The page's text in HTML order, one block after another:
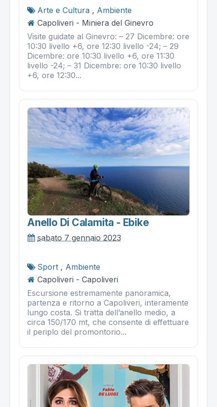
Arte e Cultura , Ambiente
Capoliveri - Miniera del Ginevro
Visite guidate al Ginevro: – 27 Dicembre: ore
10:30 livello +6, ore 12:30 livello -24; – 29
Dicembre: ore 10:30 livello +6, ore 11:30
livello -24; – 31 Dicembre: ore 10:30 livello
+6, ore 12:30...
Anello Di Calamita - Ebike
sabato 7 gennaio 2023
Sport , Ambiente
Capoliveri - Capoliveri
Escursione estremamente panoramica,
partenza e ritorno a Capoliveri, interamente
lungo costa. Si tratta dell’anello medio, a
circa 150/170 mt, che consente di effettuare
il periplo del promontorio...